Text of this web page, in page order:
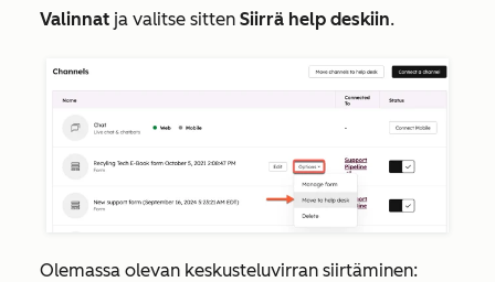
Valinnat ja valitse sitten Siirrä help deskiin.
Olemassa olevan keskusteluvirran siirtäminen: